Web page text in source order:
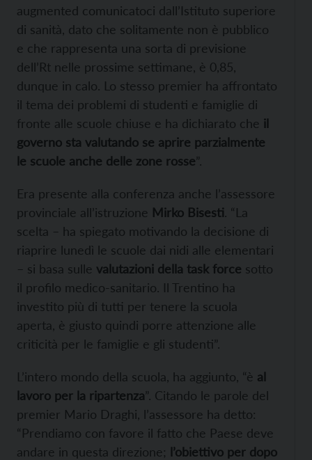
augmented comunicatoci dall’Istituto superiore
di sanità, dato che solitamente non è pubblico
e che rappresenta una sorta di previsione
dell’Rt nelle prossime settimane, è 0,85,
dunque in calo. Lo stesso premier ha affrontato
il tema dei problemi di studenti e famiglie di
fronte alle scuole chiuse e ha dichiarato che il
governo sta valutando se aprire parzialmente
le scuole anche delle zone rosse”.
Era presente alla conferenza anche l’assessore
provinciale all’istruzione Mirko Bisesti. “La
scelta – ha spiegato motivando la decisione di
riaprire lunedì le scuole dai nidi alle elementari
– si basa sulle valutazioni della task force sotto
il profilo medico-sanitario. Il Trentino ha
investito più di tutti per tenere la scuola
aperta, è giusto quindi porre attenzione alle
criticità per le famiglie e gli studenti”.
L’intero mondo della scuola, ha aggiunto, “è al
lavoro per la ripartenza”. Citando le parole del
premier Mario Draghi, l’assessore ha detto:
“Prendiamo con favore il fatto che Paese deve
andare in questa direzione; l’obiettivo per dopo